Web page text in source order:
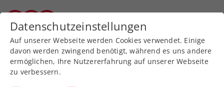
Zurück zur Newsübersicht
Turniere
Datenschutzeinstellungen
Auf unserer Webseite werden Cookies verwendet. Einige
davon werden zwingend benötigt, während es uns andere
ermöglichen, Ihre Nutzererfahrung auf unserer Webseite
zu verbessern.